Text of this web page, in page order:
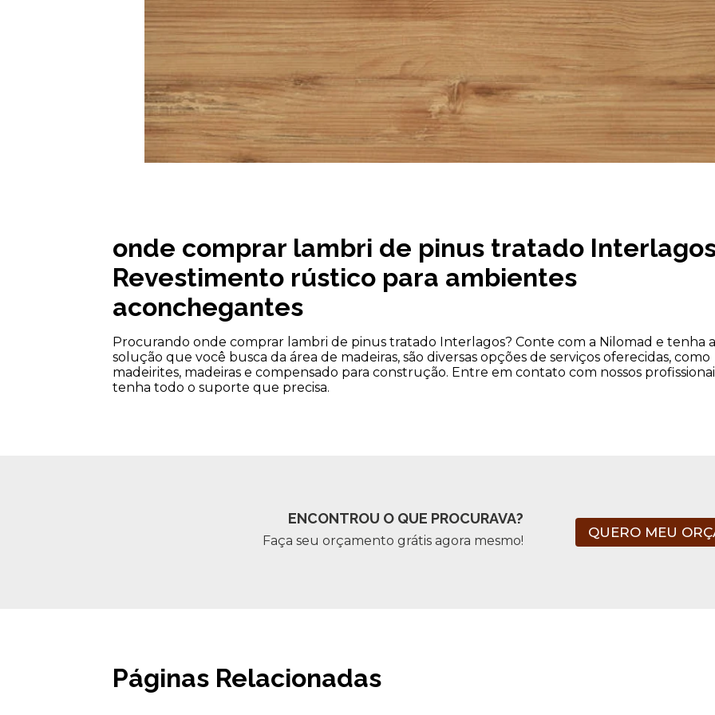
onde comprar lambri de pinus tratado
Revestimento rústico para ambientes
aconchegantes
Procurando onde comprar lambri de pinus tratado Interlagos? Conte com a Nilomad e tenha
solução que você busca da área de madeiras, são diversas opções de serviços oferecidas, como
madeirites, madeiras e compensado para construção. Entre em contato com nossos
tenha todo o suporte que precisa.
ENCONTROU O QUE PROCURAVA?
Faça seu orçamento grátis agora mesmo!
QUERO MEU
Páginas Relacionadas